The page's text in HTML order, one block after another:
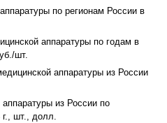
по регионам России в
аппаратуры по годам в
шт.
аппаратуры из России
из России по
шт., долл.